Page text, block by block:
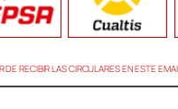
DE RECIBIR LAS CIRCULARES EN ESTE